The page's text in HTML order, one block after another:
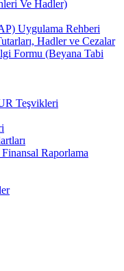
Ve Hadler)
Uygulama Rehberi
Hadler ve Cezalar
Formu (Beyana Tabi
Teşvikleri
Raporlama